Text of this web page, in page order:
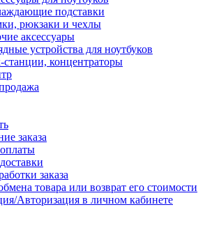
подставки
рюкзаки и чехлы
аксессуары
устройства для ноутбуков
станции, концентраторы
заказа
заказа
товара или возврат его стоимости
Авторизация в личном кабинете